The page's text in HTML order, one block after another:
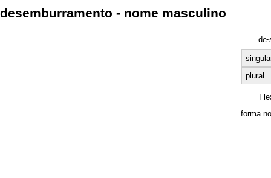
desemburramento - nome masculino
de·
plural
forma